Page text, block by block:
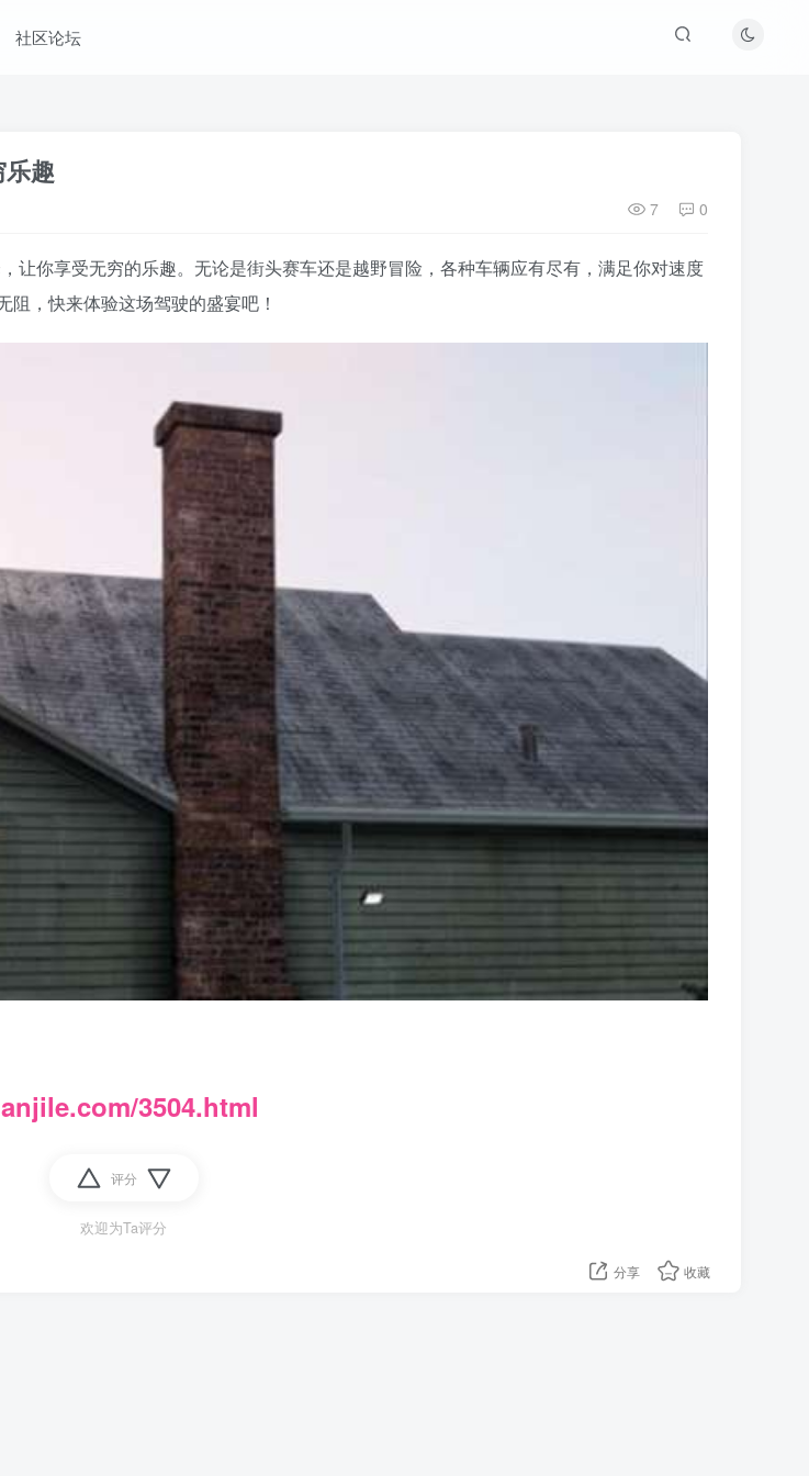
社区论坛
趣
7 0
让你享受无穷的乐趣。无论是街头赛车还是越野冒险，各种车辆应有尽有，满足你对速度
，快来体验这场驾驶的盛宴吧！
3504.html
评分
欢迎为Ta评分
分享 收藏